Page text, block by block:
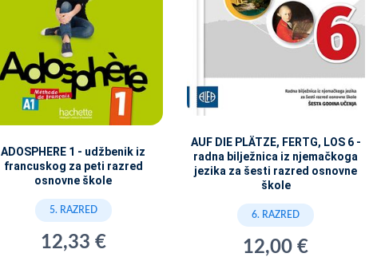
ADOSPHERE 1 - udžbenik iz
francuskog za peti razred
osnovne škole
5. RAZRED
12,33 €
AUF DIE PLÄTZE, FERTG, LOS 6 -
radna bilježnica iz njemačkoga
jezika za šesti razred osnovne
škole
6. RAZRED
12,00 €